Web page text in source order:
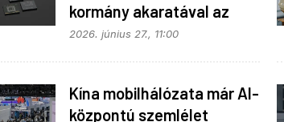
kormány akaratával az
Apple
2026. június 27., 11:00
Kína mobilhálózata már AI-
központú szemlélet